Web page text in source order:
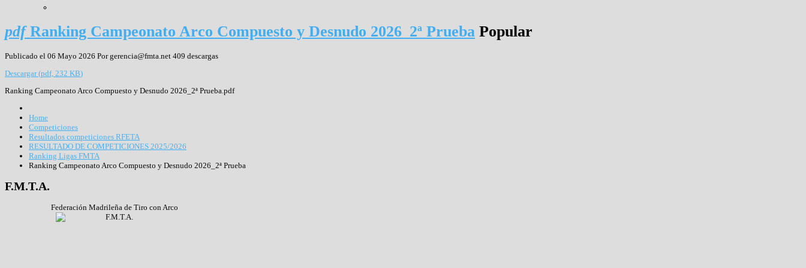
pdf Ranking Campeonato Arco Compuesto y Desnudo 2026_2ª Prueba Popular
Publicado el 06 Mayo 2026 Porgerencia@fmta.net 409 descargas
Descargar(pdf, 232 KB)
Ranking Campeonato Arco Compuesto y Desnudo 2026_2ª Prueba.pdf
Home
Competiciones
Resultados competiciones RFETA
RESULTADO DE COMPETICIONES 2025/2026
Ranking Ligas FMTA
Ranking Campeonato Arco Compuesto y Desnudo 2026_2ª Prueba
F.M.T.A.
Federación Madrileña de Tiro con Arco